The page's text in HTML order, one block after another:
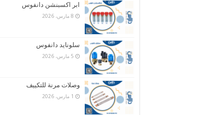
ابر اكسبنشن دانفوس
8 مارس، 2026
سلونايد دانفوس
5 مارس، 2026
وصلات مرنة للتكييف
1 مارس، 2026